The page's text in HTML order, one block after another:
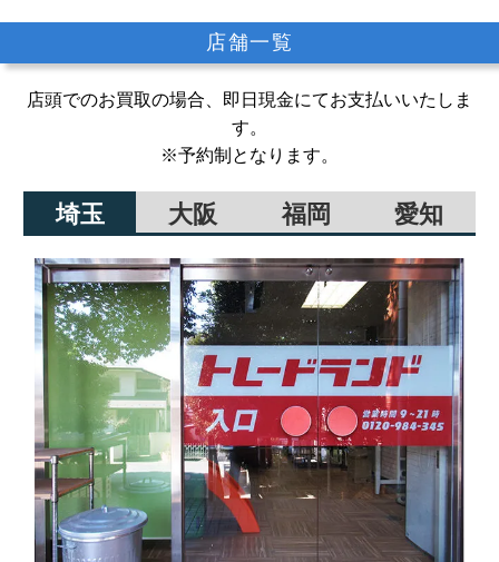
店舗一覧
店頭でのお買取の場合、即日現金にてお支払いいたしま
す。
※予約制となります。
埼玉 大阪 福岡 愛知